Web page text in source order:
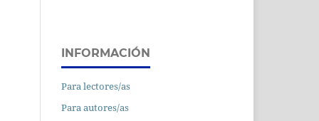
INFORMACIÓN
Para lectores/as
Para autores/as